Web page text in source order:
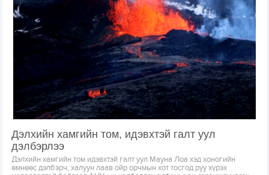
Дэлхийн хамгийн том, идэвхтэй галт уул
дэлбэрлээ
Дэлхийн хамгийн том идэвхтэй галт уул Мауна Лоа хэд хоногийн
өмнөөс дэлбэрч, халуун лаав ойр орчмын хот тосгод руу хүрэх